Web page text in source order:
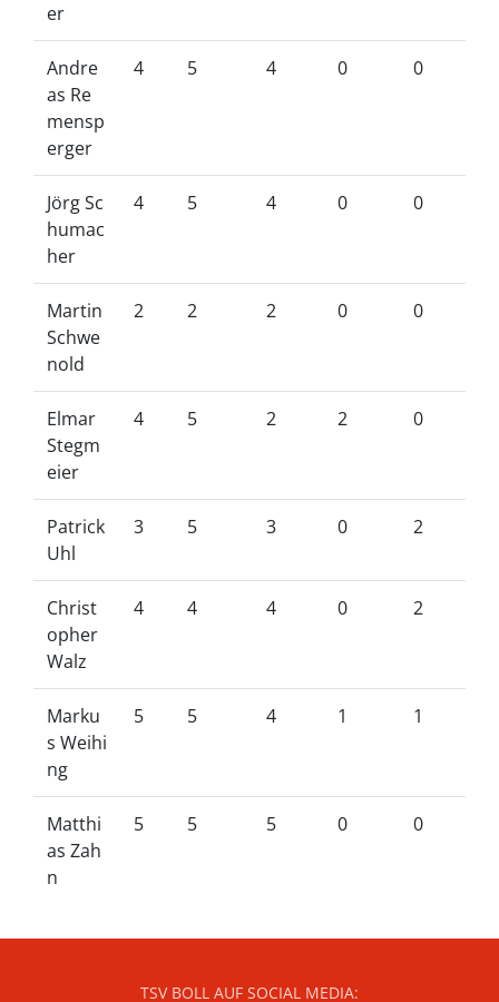
er
Andre
as Re
mensp
erger
4 5 4 0 0
Jörg Sc
humac
her
4 5 4 0 0
Martin
Schwe
nold
2 2 2 0 0
Elmar
Stegm
eier
4 5 2 2 0
Patrick
Uhl
3 5 3 0 2
Christ
opher
Walz
4 4 4 0 2
Marku
s Weihi
ng
5 5 4 1 1
Matthi
as Zah
n
5 5 5 0 0
TSV BOLL AUF SOCIAL MEDIA: